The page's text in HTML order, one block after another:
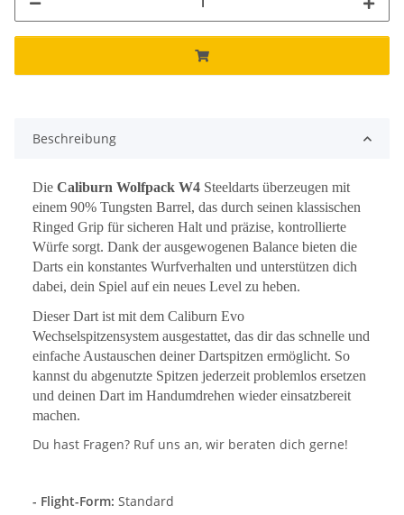
Beschreibung
Die Caliburn Wolfpack W4 Steeldarts überzeugen mit
einem 90% Tungsten Barrel, das durch seinen klassischen
Ringed Grip für sicheren Halt und präzise, kontrollierte
Würfe sorgt. Dank der ausgewogenen Balance bieten die
Darts ein konstantes Wurfverhalten und unterstützen dich
dabei, dein Spiel auf ein neues Level zu heben.
Dieser Dart ist mit dem Caliburn Evo
Wechselspitzensystem ausgestattet, das dir das schnelle und
einfache Austauschen deiner Dartspitzen ermöglicht. So
kannst du abgenutzte Spitzen jederzeit problemlos ersetzen
und deinen Dart im Handumdrehen wieder einsatzbereit
machen.
Du hast Fragen? Ruf uns an, wir beraten dich gerne!
- Flight-Form: Standard